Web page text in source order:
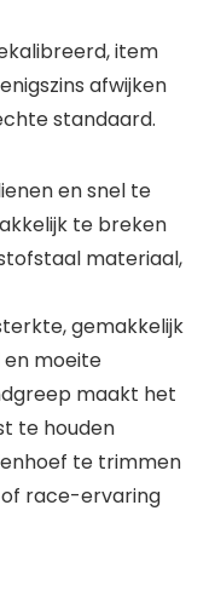
item
afwijken
standaard.
en snel te
te breken
materiaal,
gemakkelijk
moeite
maakt het
te houden
te trimmen
of race-ervaring